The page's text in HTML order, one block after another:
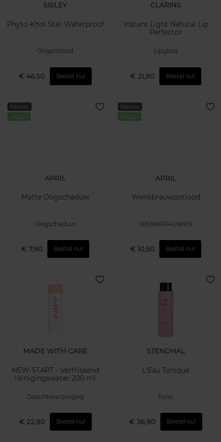
SISLEY
Phyto-Khol Star Waterproof
Oogpotlood
€ 46,50 Bestel nu!
CLARINS
Instant Light Natural Lip
Perfector
Lipgloss
€ 21,90 Bestel nu!
Nieuw
Vegan
APRIL
Matte Oogschaduw
Oogschaduw
€ 7,90 Bestel nu!
Nieuw
Vegan
APRIL
Wenkbrauwpotlood
WENKBRAUWEN
€ 10,50 Bestel nu!
MADE WITH CARE
NEW START - Verfrissend
reinigingswater 200 ml
Gezichtsverzorging
€ 22,90 Bestel nu!
STENDHAL
L'Eau Tonique
Tonic
€ 36,90 Bestel nu!